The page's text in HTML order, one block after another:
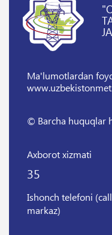
Ma'lumotlardan
© Barcha huquqlar
Axborot xizmati
35
Ishonch telefoni (call
markaz)